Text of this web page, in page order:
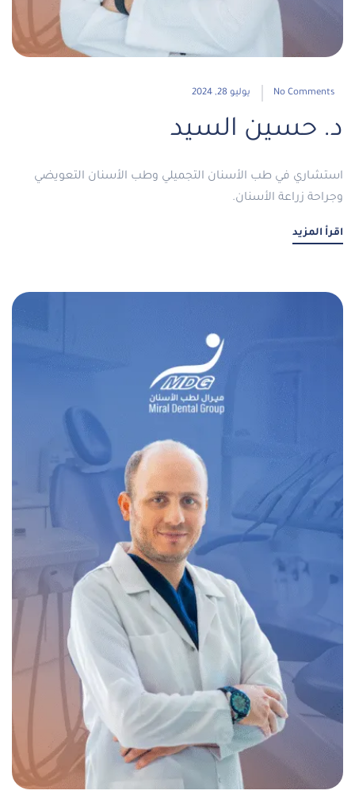
يوليو 28, 2024 No Comments
د. حسين السيد
استشاري في طب الأسنان التجميلي وطب الأسنان التعويضي
وجراحة زراعة الأسنان.
اقرأ المزيد